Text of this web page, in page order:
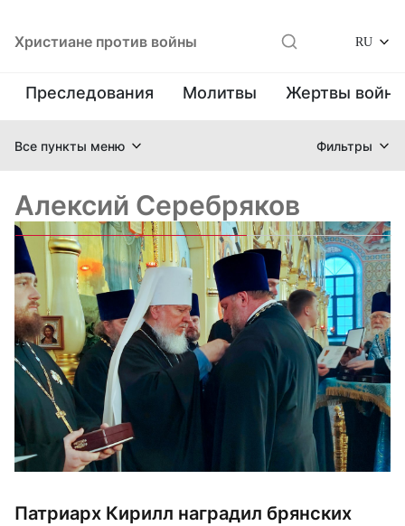
Христиане против войны RU
Преследования Молитвы Жертвы
Все пункты меню Фильтры
Алексий Серебряков
Патриарх Кирилл наградил брянских